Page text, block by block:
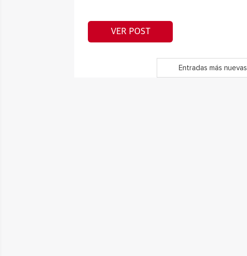
VER POST
Entradas más nuevas